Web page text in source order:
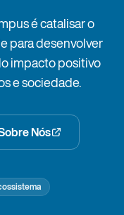
é catalisar o
para desenvolver
impacto positivo
e sociedade.
Nós